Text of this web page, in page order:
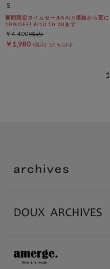
Ｓ
期間限定タイムセールSALE価格から更に
10%OFF! 8/10 10:00まで
￥1,980 55％OFF
￥4,400